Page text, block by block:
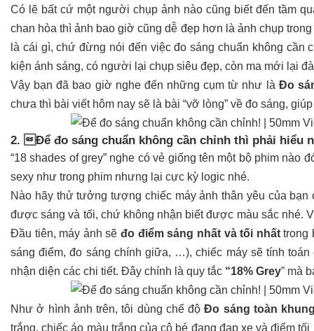
Có lẽ bất cứ một người chụp ảnh nào cũng biết đến tầm
chan hòa thì ảnh bao giờ cũng dễ đẹp hơn là ảnh chụp
là cái gì, chứ đừng nói đến việc đo sáng chuẩn không cần
kiện ánh sáng, có người lại chụp siêu đẹp, còn ma mới lại
Vậy bạn đã bao giờ nghe đến những cụm từ như là Đo
chưa thì bài viết hôm nay sẽ là bài “vỡ lòng” về đo sáng,
2. Để đo sáng chuẩn không cần chỉnh thì phải hiểu
“18 shades of grey” nghe có vẻ giống tên một bộ phim
sexy như trong phim nhưng lại cực kỳ logic nhé.
Nào hãy thử tưởng tượng chiếc máy ảnh thân yêu của bạn
được sáng và tối, chứ không nhận biết được màu sắc nhé.
Đầu tiên, máy ảnh sẽđo điểm sáng nhất và tối nhấttrong
sáng điểm, đo sáng chính giữa, …), chiếc máy sẽ tính
nhận diện các chi tiết. Đây chính là quy tắc “18% Grey” mà
Như ở hình ảnh trên, tôi dùng chế độĐo sáng toàn
trắng, chiếc áo màu trắng của cô bé đang đạp xe và điểm